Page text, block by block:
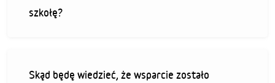
szkołę?
Skąd będę wiedzieć, że wsparcie zostało